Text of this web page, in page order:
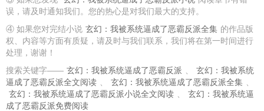
误，请及时通知我们。您的热心是对我们最大的支持。
④ 如果您对完结小说 玄幻：我被系统逼成了恶霸反派全集 的作品版
权、内容等方面有质疑，请及时与我们联系，我们将在第一时间进行
处理，谢谢！
搜索关键字—— 玄幻：我被系统逼成了恶霸反派 、
玄幻：我被系统
逼成了恶霸反派全文阅读 、 玄幻：我被系统逼成了恶霸反派全集 、
玄幻：我被系统逼成了恶霸反派小说全文阅读 、
玄幻：我被系统逼
成了恶霸反派免费阅读